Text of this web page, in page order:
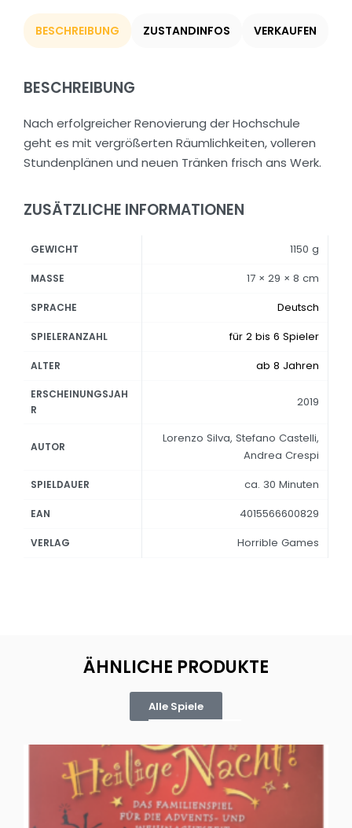
BESCHREIBUNG ZUSTANDINFOS VERKAUFEN
BESCHREIBUNG
Nach erfolgreicher Renovierung der Hochschule
geht es mit vergrößerten Räumlichkeiten, volleren
Stundenplänen und neuen Tränken frisch ans Werk.
ZUSÄTZLICHE INFORMATIONEN
GEWICHT 1150 g
MASSE 17 × 29 × 8 cm
SPRACHE Deutsch
SPIELERANZAHL für 2 bis 6 Spieler
ALTER ab 8 Jahren
ERSCHEINUNGSJAH
R
2019
AUTOR
Lorenzo Silva, Stefano Castelli,
Andrea Crespi
SPIELDAUER ca. 30 Minuten
EAN 4015566600829
VERLAG Horrible Games
ÄHNLICHE PRODUKTE
Alle Spiele